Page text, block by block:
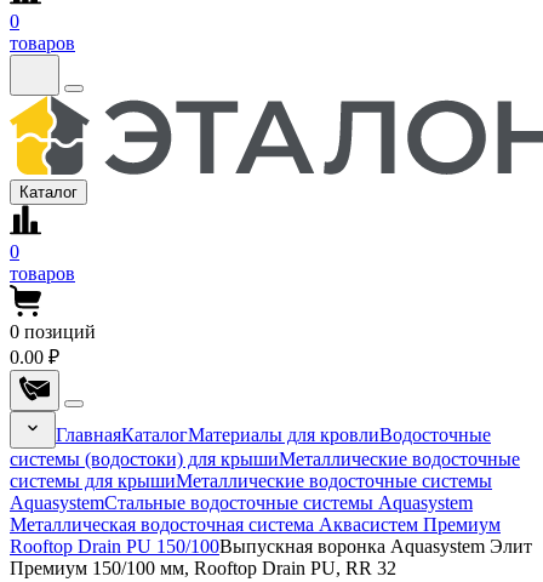
0
товаров
Каталог
0
товаров
0 позиций
0.00 ₽
ГлавнаяКаталогМатериалы для кровлиВодосточные
системы (водостоки) для крышиМеталлические водосточные
системы для крышиМеталлические водосточные системы
AquasystemСтальные водосточные системы Aquasystem
Металлическая водосточная система Аквасистем Премиум
Rooftop Drain PU 150/100Выпускная воронка Aquasystem Элит
Премиум 150/100 мм, Rooftop Drain PU, RR 32